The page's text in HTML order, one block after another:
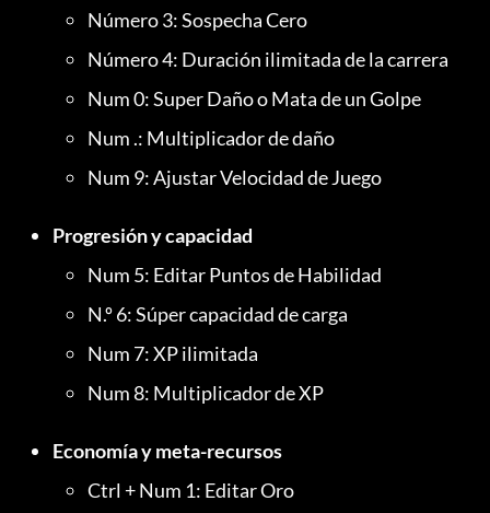
Número 3: Sospecha Cero
Número 4: Duración ilimitada de la carrera
Num 0: Super Daño o Mata de un Golpe
Num .: Multiplicador de daño
Num 9: Ajustar Velocidad de Juego
Progresión y capacidad
Num 5: Editar Puntos de Habilidad
N.º 6: Súper capacidad de carga
Num 7: XP ilimitada
Num 8: Multiplicador de XP
Economía y meta-recursos
Ctrl + Num 1: Editar Oro